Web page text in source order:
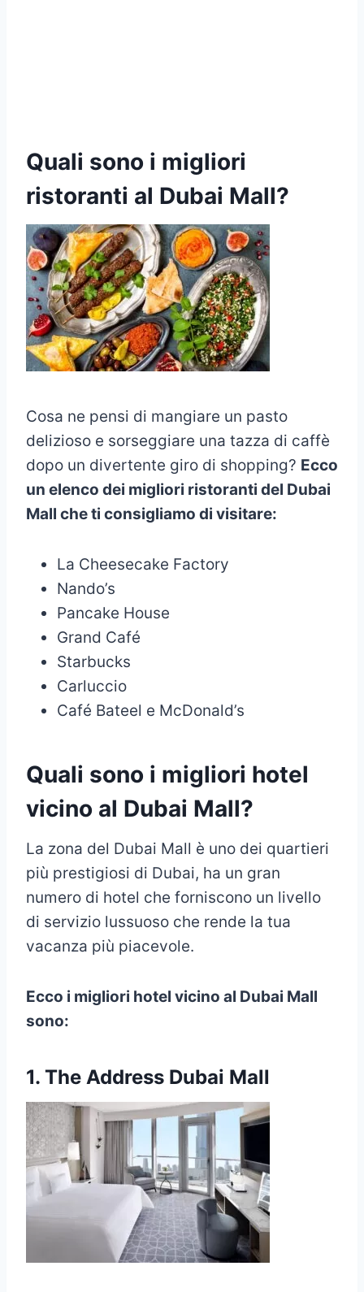
Quali sono i migliori
ristoranti al Dubai Mall?
Cosa ne pensi di mangiare un pasto
delizioso e sorseggiare una tazza di caffè
dopo un divertente giro di shopping? Ecco
un elenco dei migliori ristoranti del Dubai
Mall che ti consigliamo di visitare:
La Cheesecake Factory
Nando’s
Pancake House
Grand Café
Starbucks
Carluccio
Café Bateel e McDonald’s
Quali sono i migliori hotel
vicino al Dubai Mall?
La zona del Dubai Mall è uno dei quartieri
più prestigiosi di Dubai, ha un gran
numero di hotel che forniscono un livello
di servizio lussuoso che rende la tua
vacanza più piacevole.
Ecco i migliori hotel vicino al Dubai Mall
sono:
1. The Address Dubai Mall